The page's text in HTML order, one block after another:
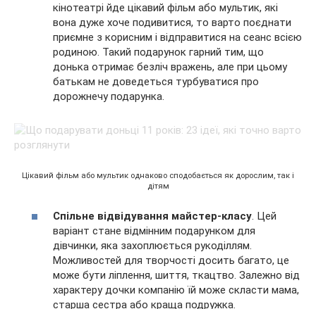
кінотеатрі йде цікавий фільм або мультик, які
вона дуже хоче подивитися, то варто поєднати
приємне з корисним і відправитися на сеанс всією
родиною. Такий подарунок гарний тим, що
донька отримає безліч вражень, але при цьому
батькам не доведеться турбуватися про
дорожнечу подарунка.
Цікавий фільм або мультик однаково сподобається як дорослим, так і
дітям
Спільне відвідування майстер-класу. Цей
варіант стане відмінним подарунком для
дівчинки, яка захоплюється рукоділлям.
Можливостей для творчості досить багато, це
може бути ліплення, шиття, ткацтво. Залежно від
характеру дочки компанію їй може скласти мама,
старша сестра або краща подружка.